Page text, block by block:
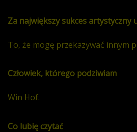
Za największy sukces artystyczny
To, że mogę przekazywać innym
Człowiek, którego podziwiam
Win Hof.
Co lubię czytać